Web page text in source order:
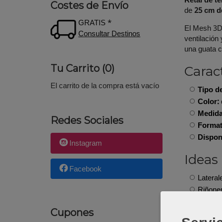
Costes de Envío
GRATIS *
Consultar Destinos
Tu Carrito (0)
El carrito de la compra está vacío
Redes Sociales
Instagram
Facebook
Cupones
de25 cm
El Mesh
ventilación
una guata
Tipo
Color: